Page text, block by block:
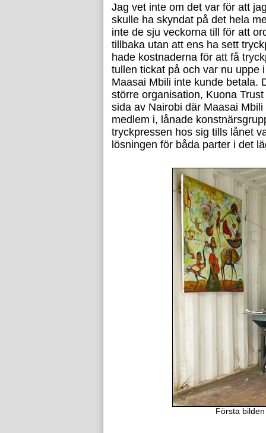
Jag vet inte om det var för att
skulle ha skyndat på det hela
inte de sju veckorna till för att
tillbaka utan att ens ha sett
hade kostnaderna för att få
tullen tickat på och var nu uppe
Maasai Mbili inte kunde betala.
större organisation, Kuona
sida av Nairobi där Maasai
medlem i, lånade
tryckpressen hos sig tills lånet
lösningen för båda parter i det
Första